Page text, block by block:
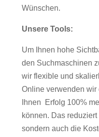
Wünschen.
Unsere Tools:
Um Ihnen hohe
den Suchmaschinen
wir flexible und
Online verwenden wir
Ihnen Erfolg 100%
können. Das
sondern auch die